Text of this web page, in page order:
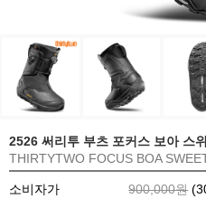
2526 써리투 부츠 포커스 보아 스
THIRTYTWO FOCUS BOA
소비자가 900,000원 (